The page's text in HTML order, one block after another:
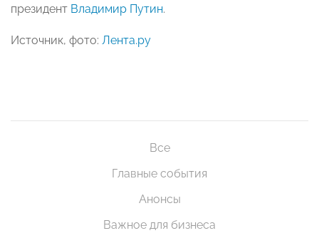
президент Владимир Путин.
Источник, фото: Лента.ру
Все
Главные события
Анонсы
Важное для бизнеса